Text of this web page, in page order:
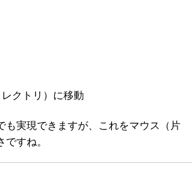
クトリ）に移動
実現できますが、これをマウス（片
すね。